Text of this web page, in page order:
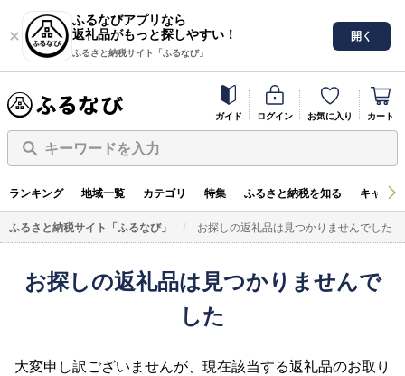
ふるなびアプリなら
返礼品がもっと探しやすい！
ふるさと納税サイト「ふるなび」
開く
ガイド ログイン お気に入り カート
キーワードを入力
ランキング 地域一覧 カテゴリ 特集 ふるさと納税を知る キャン
ふるさと納税サイト「ふるなび」 お探しの返礼品は見つかりませんでした
お探しの返礼品は見つかりませんで
した
大変申し訳ございませんが、現在該当する返礼品のお取り